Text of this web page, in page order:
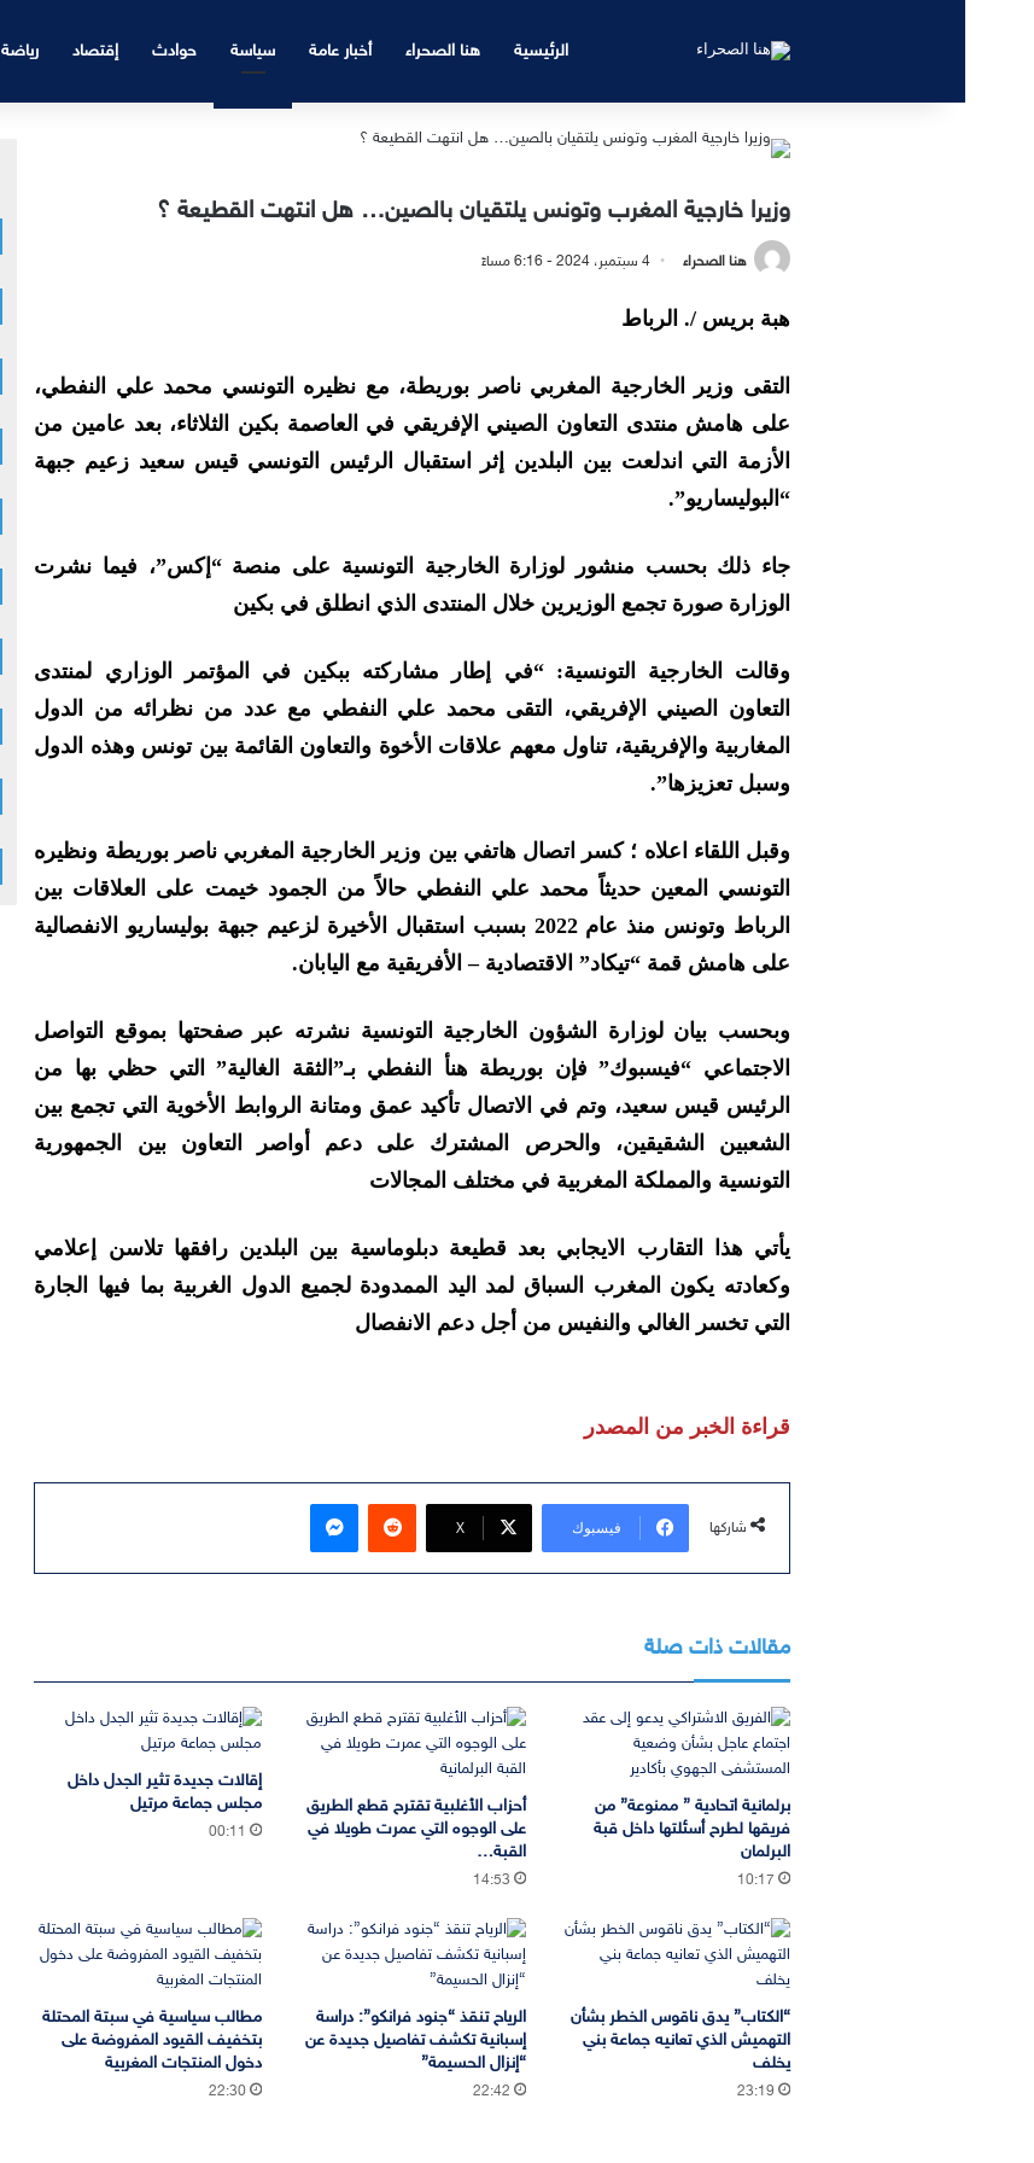
الرئيسية هنا الصحراء أخبار عامة سياسة حوادث إقتصاد رياضة
وزيرا خارجية المغرب وتونس يلتقيان بالصين… هل انتهت القطيعة ؟
هنا الصحراء 4 سبتمبر، 2024 - 6:16 مساءً
هبة بريس /. الرباط
التقى وزير الخارجية المغربي ناصر بوريطة، مع نظيره التونسي محمد علي النفطي،
على هامش منتدى التعاون الصيني الإفريقي في العاصمة بكين الثلاثاء، بعد عامين من
الأزمة التي اندلعت بين البلدين إثر استقبال الرئيس التونسي قيس سعيد زعيم جبهة
“البوليساريو”.
جاء ذلك بحسب منشور لوزارة الخارجية التونسية على منصة “إكس”، فيما نشرت
الوزارة صورة تجمع الوزيرين خلال المنتدى الذي انطلق في بكين
وقالت الخارجية التونسية: “في إطار مشاركته ببكين في المؤتمر الوزاري لمنتدى
التعاون الصيني الإفريقي، التقى محمد علي النفطي مع عدد من نظرائه من الدول
المغاربية والإفريقية، تناول معهم علاقات الأخوة والتعاون القائمة بين تونس وهذه الدول
وسبل تعزيزها”.
وقبل اللقاء اعلاه ؛ كسر اتصال هاتفي بين وزير الخارجية المغربي ناصر بوريطة ونظيره
التونسي المعين حديثاً محمد علي النفطي حالاً من الجمود خيمت على العلاقات بين
الرباط وتونس منذ عام 2022 بسبب استقبال الأخيرة لزعيم جبهة بوليساريو الانفصالية
على هامش قمة “تيكاد” الاقتصادية – الأفريقية مع اليابان.
وبحسب بيان لوزارة الشؤون الخارجية التونسية نشرته عبر صفحتها بموقع التواصل
الاجتماعي “فيسبوك” فإن بوريطة هنأ النفطي بـ”الثقة الغالية” التي حظي بها من
الرئيس قيس سعيد، وتم في الاتصال تأكيد عمق ومتانة الروابط الأخوية التي تجمع بين
الشعبين الشقيقين، والحرص المشترك على دعم أواصر التعاون بين الجمهورية
التونسية والمملكة المغربية في مختلف المجالات
يأتي هذا التقارب الايجابي بعد قطيعة دبلوماسية بين البلدين رافقها تلاسن إعلامي
وكعادته يكون المغرب السباق لمد اليد الممدودة لجميع الدول الغربية بما فيها الجارة
التي تخسر الغالي والنفيس من أجل دعم الانفصال
قراءة الخبر من المصدر
شاركها فيسبوك ‫X
ماسنجر
مقالات ذات صلة
برلمانية اتحادية ” ممنوعة” من
فريقها لطرح أسئلتها داخل قبة
البرلمان
10:17
أحزاب الأغلبية تقترح قطع الطريق
على الوجوه التي عمرت طويلا في
القبة…
14:53
إقالات جديدة تثير الجدل داخل
مجلس جماعة مرتيل
00:11
“الكتاب” يدق ناقوس الخطر بشأن
التهميش الذي تعانيه جماعة بني
يخلف
23:19
الرياح تنقذ “جنود فرانكو”: دراسة
إسبانية تكشف تفاصيل جديدة عن
“إنزال الحسيمة”
22:42
مطالب سياسية في سبتة المحتلة
بتخفيف القيود المفروضة على
دخول المنتجات المغربية
22:30